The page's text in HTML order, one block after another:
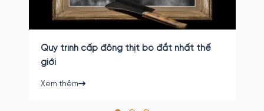
Quy trình cấp đông thịt bò đắt nhất thế
giới
Xem thêm